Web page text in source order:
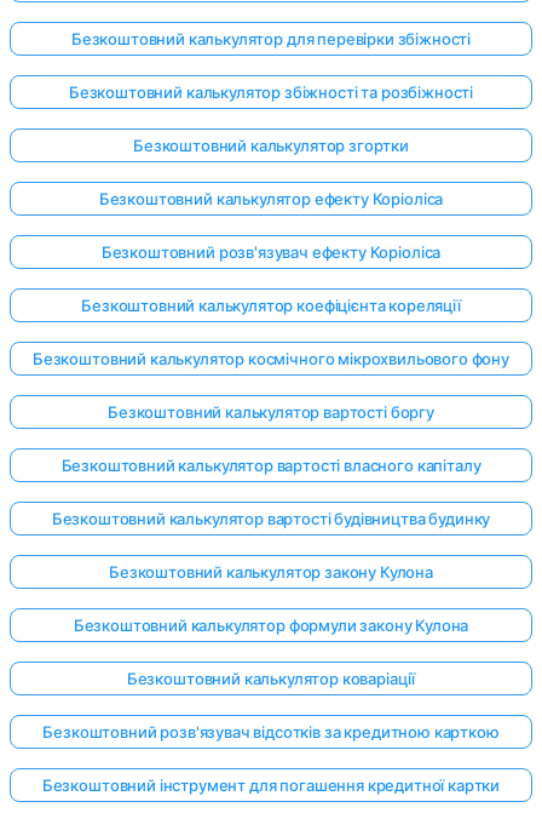
Безкоштовний калькулятор для перевірки збіжності
Безкоштовний калькулятор збіжності та розбіжності
Безкоштовний калькулятор згортки
Безкоштовний калькулятор ефекту Коріоліса
Безкоштовний розв'язувач ефекту Коріоліса
Безкоштовний калькулятор коефіцієнта кореляції
Безкоштовний калькулятор космічного мікрохвильового фону
Безкоштовний калькулятор вартості боргу
Безкоштовний калькулятор вартості власного капіталу
Безкоштовний калькулятор вартості будівництва будинку
Безкоштовний калькулятор закону Кулона
Безкоштовний калькулятор формули закону Кулона
Безкоштовний калькулятор коваріації
Безкоштовний розв'язувач відсотків за кредитною карткою
Безкоштовний інструмент для погашення кредитної картки